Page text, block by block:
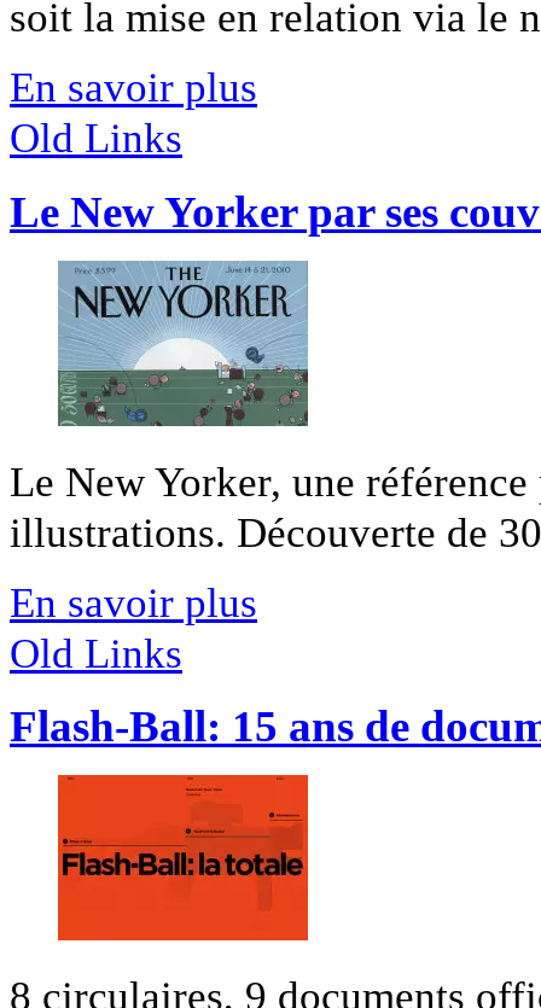
soit la mise en relation via le
En savoir plus
Old Links
Le New Yorker par ses
Le New Yorker, une
illustrations. Découverte de
En savoir plus
Old Links
Flash-Ball: 15 ans de
8 circulaires, 9 documents